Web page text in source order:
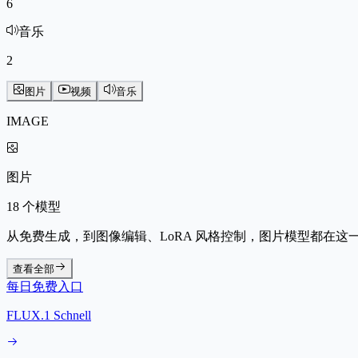
6
音乐
2
图片 视频 音乐
IMAGE
图片
18 个模型
从免费生成，到图像编辑、LoRA 风格控制，图片模型都在这
查看全部
每日免费入口
FLUX.1 Schnell